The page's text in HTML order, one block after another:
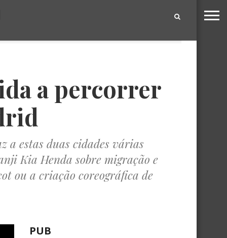
a percorrer
a estas duas cidades várias
Kia Henda sobre migração e
ou a criação coreográfica de
PUB